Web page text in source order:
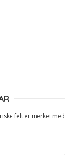
felt er merket med